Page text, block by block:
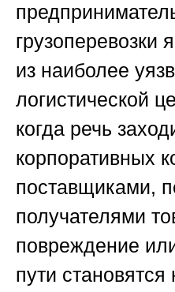
грузоперевозки
из наиболее
логистической
когда речь
корпоративных
поставщиками,
получателями
повреждение
пути становятся